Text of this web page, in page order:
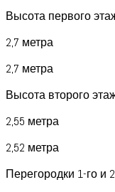
Высота первого
2,7 метра
2,7 метра
Высота второго
2,55 метра
2,52 метра
Перегородки 1-го и